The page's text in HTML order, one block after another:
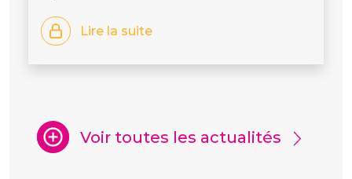
Lire la suite
Voir toutes les actualités